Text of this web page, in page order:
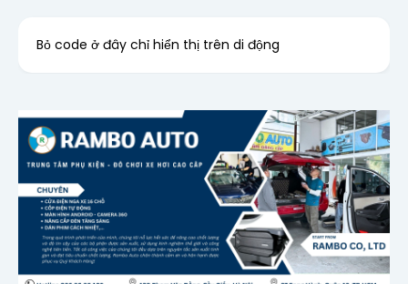
Bỏ code ở đây chỉ hiển thị trên di động